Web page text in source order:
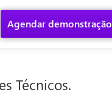
Agendar demonstração
Técnicos.